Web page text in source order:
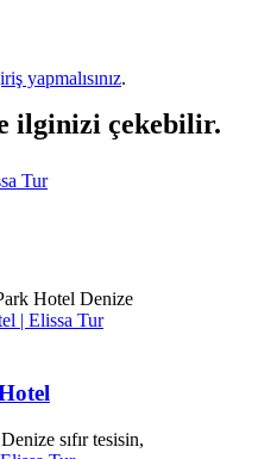
yapmalısınız.
ilginizi çekebilir.
Hotel Denize
sıfır tesisin,